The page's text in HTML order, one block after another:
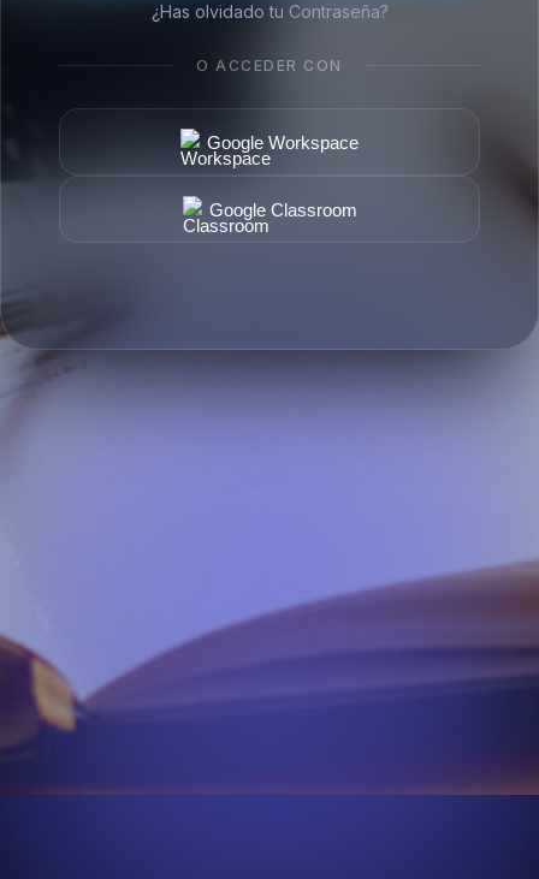
¿Has olvidado tu Contraseña?
O ACCEDER CON
Google Workspace
Google Classroom